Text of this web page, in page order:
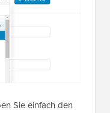
Sie einfach den